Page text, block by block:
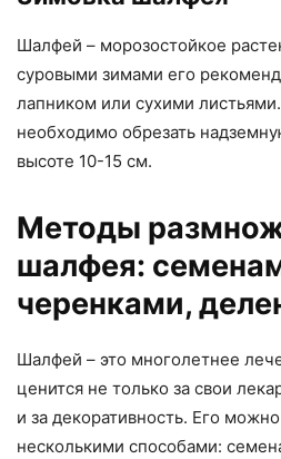
Шалфей – морозостойкое
суровыми зимами его
лапником или сухими
необходимо обрезать
высоте 10-15 см.
Методы
шалфея:
черенками,
Шалфей – это многолетнее
ценится не только за свои
и за декоративность. Его
несколькими способами: